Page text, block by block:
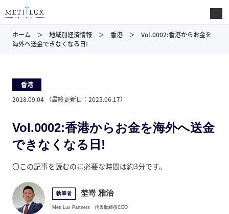
ホーム 地域別経済情報 香港
Vol.0002:香港からお金を
海外へ送金できなくなる日!
香港
2018.09.04
（最終更新日： 2025.06.17）
Vol.0002:香港からお金を海外へ送金
できなくなる日!
〇この記事を読むのに必要な時間は約3分です。
執筆者 埜嵜 雅治
Meti Lux Partners 代表取締役CEO